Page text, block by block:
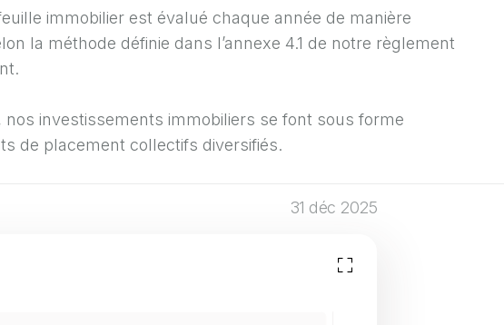
immobilier est évalué chaque année de manière
la méthode définie dans l’annexe 4.1 de notre règlement
nos investissements immobiliers se font sous forme
de placement collectifs diversifiés.
31 déc 2025